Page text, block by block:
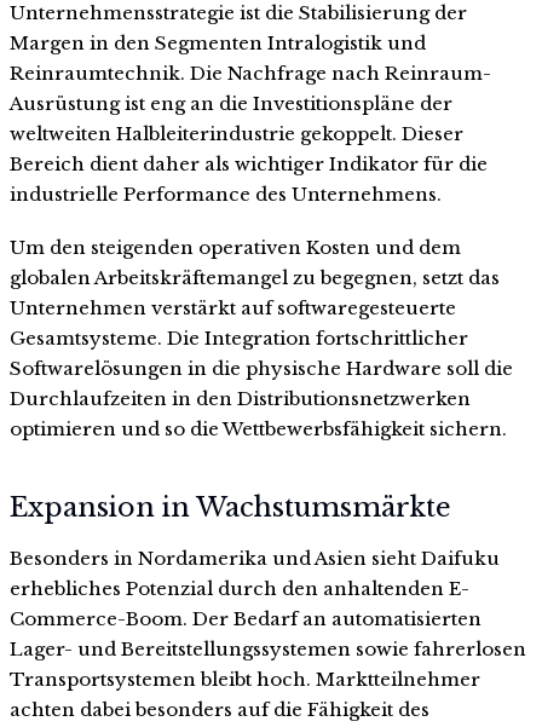
Unternehmensstrategie ist die Stabilisierung der
Margen in den Segmenten Intralogistik und
Reinraumtechnik. Die Nachfrage nach Reinraum-
Ausrüstung ist eng an die Investitionspläne der
weltweiten Halbleiterindustrie gekoppelt. Dieser
Bereich dient daher als wichtiger Indikator für die
industrielle Performance des Unternehmens.
Um den steigenden operativen Kosten und dem
globalen Arbeitskräftemangel zu begegnen, setzt das
Unternehmen verstärkt auf softwaregesteuerte
Gesamtsysteme. Die Integration fortschrittlicher
Softwarelösungen in die physische Hardware soll die
Durchlaufzeiten in den Distributionsnetzwerken
optimieren und so die Wettbewerbsfähigkeit sichern.
Expansion in Wachstumsmärkte
Besonders in Nordamerika und Asien sieht Daifuku
erhebliches Potenzial durch den anhaltenden E-
Commerce-Boom. Der Bedarf an automatisierten
Lager- und Bereitstellungssystemen sowie fahrerlosen
Transportsystemen bleibt hoch. Marktteilnehmer
achten dabei besonders auf die Fähigkeit des